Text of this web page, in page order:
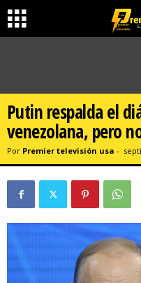
Putin respalda el
venezolana, pero
Por Premier televisión usa -